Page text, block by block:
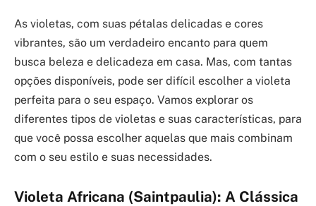
As violetas, com suas pétalas delicadas e cores
vibrantes, são um verdadeiro encanto para quem
busca beleza e delicadeza em casa. Mas, com tantas
opções disponíveis, pode ser difícil escolher a violeta
perfeita para o seu espaço. Vamos explorar os
diferentes tipos de violetas e suas características, para
que você possa escolher aquelas que mais combinam
com o seu estilo e suas necessidades.
Violeta Africana (Saintpaulia): A Clássica